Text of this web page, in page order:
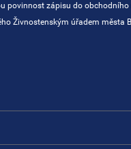
povinnost zápisu do
Živnostenským úřadem města